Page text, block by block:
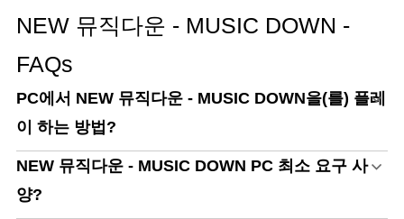
NEW 뮤직다운 - MUSIC DOWN -
FAQs
PC에서 NEW 뮤직다운 - MUSIC DOWN을(를) 플레
이 하는 방법?
NEW 뮤직다운 - MUSIC DOWN PC 최소 요구 사
양?